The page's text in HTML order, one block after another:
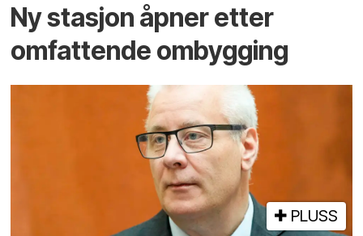
Ny stasjon åpner etter
omfattende ombygging
PLUSS